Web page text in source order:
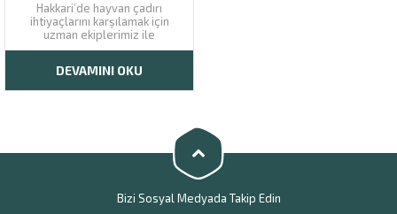
Hakkari’de hayvan çadırı
ihtiyaçlarını karşılamak için
uzman ekiplerimiz ile
çalışmalarımıza devam
ile ilgilenenlerin yıl içerisinde
birçok ihtiyacı olabiliyor.
kaliteli hayvancılık ürünlerinin
kullanılması gerekiyor....
DEVAMINI OKU
Bizi Sosyal Medyada Takip Edin